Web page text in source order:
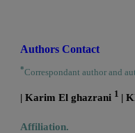
Authors Contact
*Correspondant author and
| Karim El ghazrani 1 |
Affiliation.